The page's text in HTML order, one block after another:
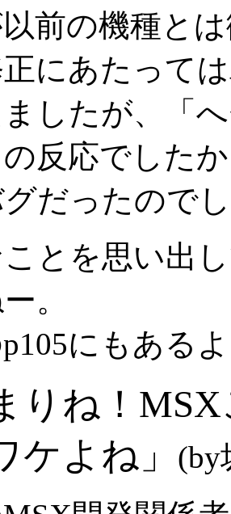
前の機種と
にあたって
ましたが、「
反応でした
だったので
とを思い出
。
にもある
りね！
ケよね」
(by